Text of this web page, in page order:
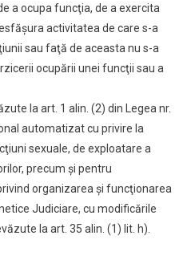
a ocupa funcţia, de a exercita
activitatea de care s-a
sau faţă de aceasta nu s-a
ocupării unei funcţii sau a
la art. 1 alin. (2) din Legea nr.
automatizat cu privire la
sexuale, de exploatare a
precum şi pentru
organizarea şi funcţionarea
Judiciare, cu modificările
la art. 35 alin. (1) lit. h).